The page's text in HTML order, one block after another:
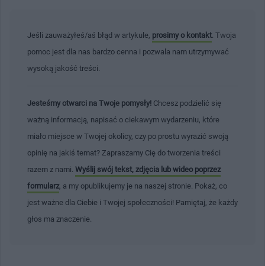
Jeśli zauważyłeś/aś błąd w artykule, prosimy o kontakt . Twoja
pomoc jest dla nas bardzo cenna i pozwala nam utrzymywać
wysoką jakość treści.
Jesteśmy otwarci na Twoje pomysły! Chcesz podzielić się
ważną informacją, napisać o ciekawym wydarzeniu, które
miało miejsce w Twojej okolicy, czy po prostu wyrazić swoją
opinię na jakiś temat? Zapraszamy Cię do tworzenia treści
razem z nami. Wyślij swój tekst, zdjęcia lub wideo poprzez
formularz , a my opublikujemy je na naszej stronie. Pokaż, co
jest ważne dla Ciebie i Twojej społeczności! Pamiętaj, że każdy
głos ma znaczenie.